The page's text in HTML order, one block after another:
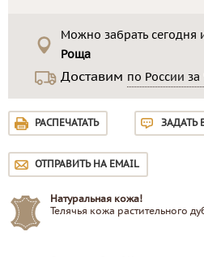
Можно забрать сегодня
Роща
Доставим по России
РАСПЕЧАТАТЬ ЗАДАТЬ
ОТПРАВИТЬ НА EMAIL
Натуральная кожа!
Телячья кожа растительного